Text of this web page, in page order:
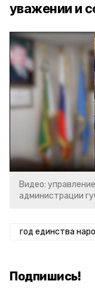
уважении и
Видео:
администрации
год единства
Подпишись!